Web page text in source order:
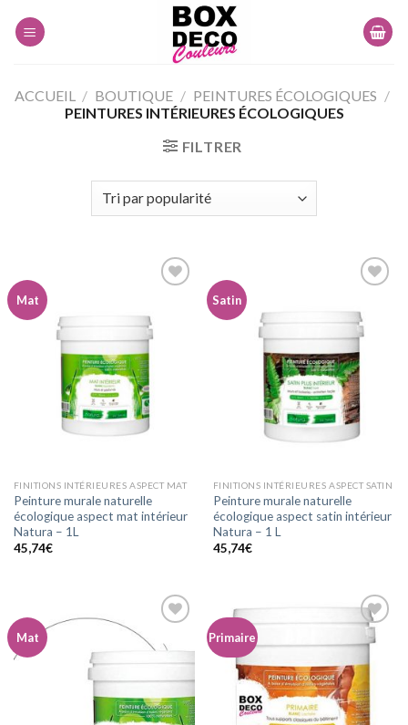
ACCUEIL / BOUTIQUE / PEINTURES ÉCOLOGIQUES /
PEINTURES INTÉRIEURES ÉCOLOGIQUES
FILTRER
Mat
Ajouter
wishlist
FINITIONS INTÉRIEURES ASPECT MAT
Peinture murale naturelle
écologique aspect mat intérieur
Natura – 1L
45,74€
Satin
Ajouter
wishlist
FINITIONS INTÉRIEURES ASPECT SATIN
Peinture murale naturelle
écologique aspect satin intérieur
Natura – 1 L
45,74€
Mat
Ajouter
à la
Primaire
Ajouter
à la
wishlist